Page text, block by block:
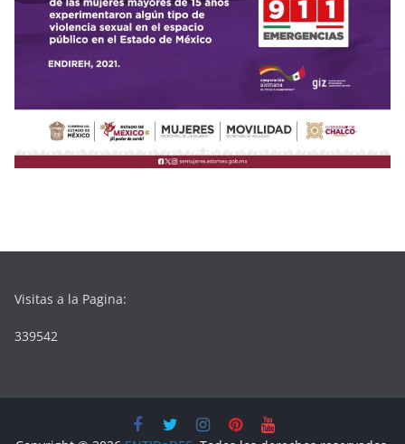
Visitas a la Pagina:
339542